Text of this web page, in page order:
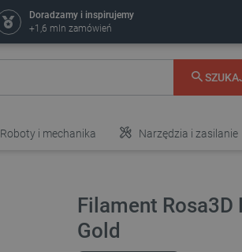
Doradzamy i inspirujemy
+1,6 mln zamówień
Roboty i mechanika Narzędzia i zasilanie
Filament
Gold